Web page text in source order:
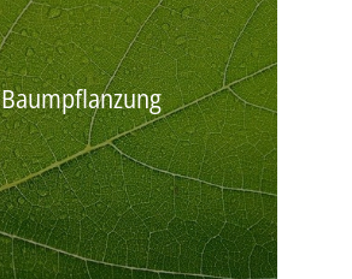
Baumpflanzung